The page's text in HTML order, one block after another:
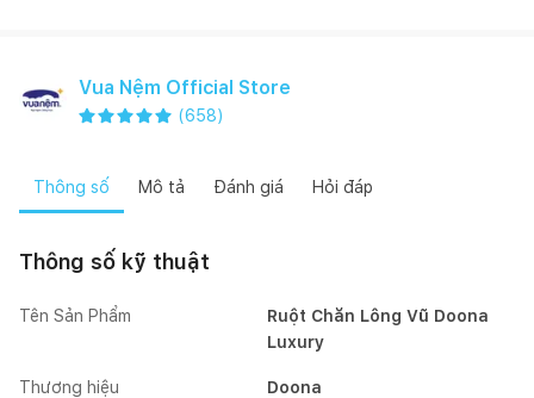
Vua Nệm Official Store
(658)
Thông số Mô tả Đánh giá Hỏi đáp
Thông số kỹ thuật
Tên Sản Phẩm
Ruột Chăn Lông Vũ Doona
Luxury
Thương hiệu Doona